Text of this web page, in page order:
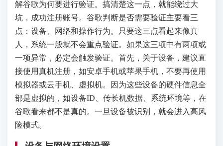
解谷歌为何要进行验证。搞清楚这一点，就能绕过大
坑，成功注册账号。谷歌判断是否需要验证主要看三
点：设备、网络和操作行为。只要这三点看起来像真
人，系统一般就不会重点验证。如果这三项中有两项或
一项异常，必定会触发验证。首先，关于设备，建议直
接使用真机注册，如安卓手机或苹果手机，不要再使用
模拟器或云手机、虚拟机。因为这些设备的硬件信息全
部是虚拟的，如设备ID、传长机数据、系统环境等，在
谷歌看来都不是真的。一旦设备被识别，就会进入高风
险模式。